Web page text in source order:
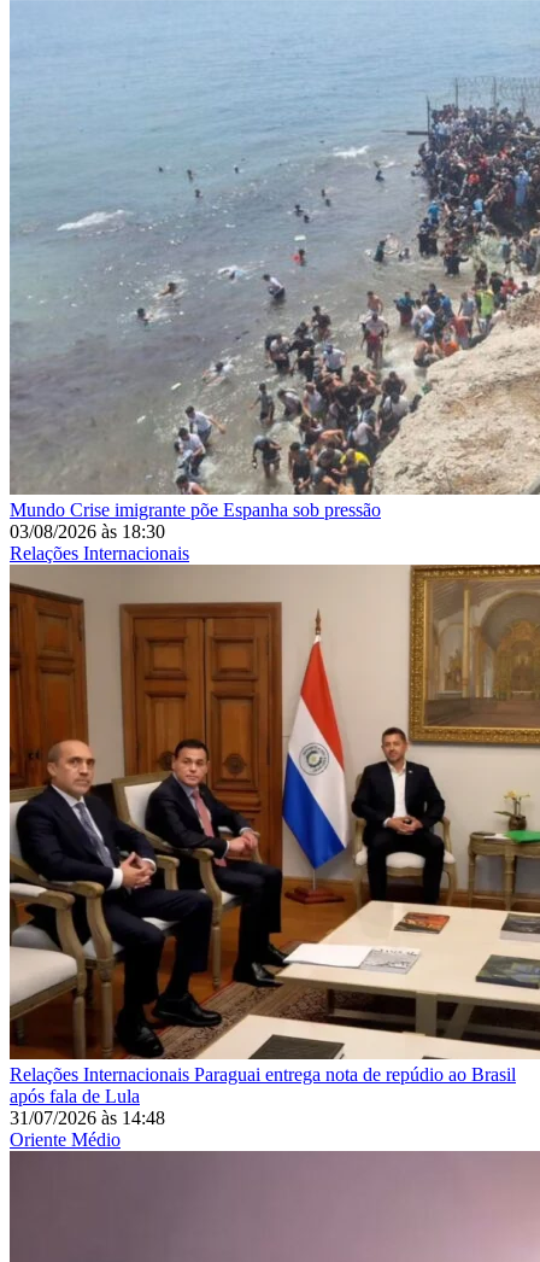
Mundo Crise imigrante põe Espanha sob pressão
03/08/2026 às 18:30
Relações Internacionais
Relações Internacionais Paraguai entrega nota de repúdio ao Brasil
após fala de Lula
31/07/2026 às 14:48
Oriente Médio